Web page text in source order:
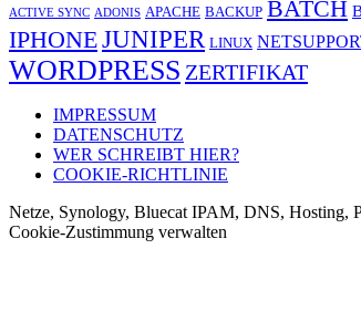
ACTIVE SYNC ADONIS APACHE BACKUP BATCH
IPHONEJUNIPER LINUX
WORDPRESS ZERTIFIKAT
IMPRESSUM
DATENSCHUTZ
WER SCHREIBT HIER?
COOKIE-RICHTLINIE
Netze, Synology, Bluecat IPAM, DNS, Hosting,
Cookie-Zustimmung verwalten